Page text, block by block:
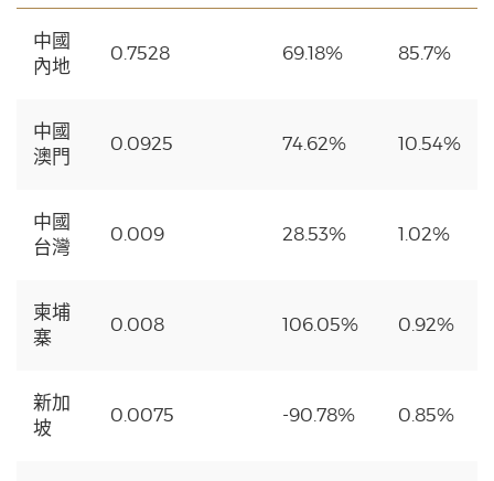
中國
內地
0.7528 69.18% 85.7%
中國
澳門
0.0925 74.62% 10.54%
中國
台灣
0.009 28.53% 1.02%
柬埔
寨
0.008 106.05% 0.92%
新加
坡
0.0075 -90.78% 0.85%